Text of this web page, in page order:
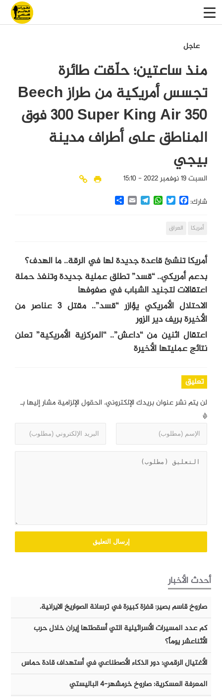
عاجل
منذ ساعتين؛ حلّقت طائرة
تجسس أمريكية من طراز Beech
300 Super King Air 350 فوق
المناطق على أطراف مدينة
بيجي
السبت 19 نوفمبر 2022 - 15:10
شارك:
Facebook
Twitter
WhatsApp
Telegram
Email
Share
أمريكا العراق
أمريكا تنشئ قاعدة جديدة لها في الرقة.. ما الهدف؟
بدعم أمريكي.. “قسد” تطلق عملية جديدة وتنفذ حملة
اعتقالات لتجنيد الشباب في صفوفها
الاحتلال الأمريكي يؤازر “قسد”.. مقتل 3 عناصر من
الأخيرة بريف دير الزور
اعتقال اثنين من “داعش”.. “المركزية الأمريكية” تعلن
نتائج عمليتها الأخيرة
تعليق
لن يتم نشر عنوان بريدك الإلكتروني. الحقول الإلزامية مشار إليها بـ
*
أحدث الأخبار
صاروخ قاسم بصير: قفزة كبيرة في ترسانة الصواريخ الايرانية.
كم عدد المسيرات الأسرائيلية التي أسقطتها إيران خلال حرب
الأثناعشر يوماً؟
الأغتيال الرقمي: دور الذكاء الأصطناعي في أستهداف قادة حماس
المعرفة العسكرية: صاروخ خرمشهر-٤ الباليستي